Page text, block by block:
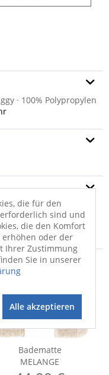
· 100% Polypropylen
Badematte
MELANGE
die für den
sind und
die den Komfort
oder der
Ihrer Zustimmung
Sie in unserer
Alle akzeptieren